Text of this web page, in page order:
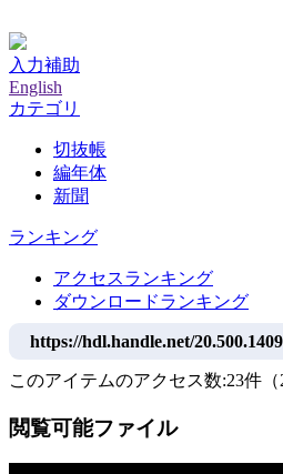
入力補助
English
カテゴリ
切抜帳
編年体
新聞
ランキング
アクセスランキング
ダウンロードランキング
https://hdl.handle.net/
このアイテムのアクセス数:23件 （
閲覧可能ファイル